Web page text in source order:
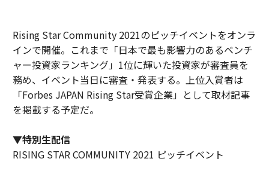
Rising Star Community 2021のピッチイベントをオンラ
インで開催。これまで「日本で最も影響力のあるベンチ
ャー投資家ランキング」1位に輝いた投資家が審査員を
務め、イベント当日に審査・発表する。上位入賞者は
「Forbes JAPAN Rising Star受賞企業」として取材記事
を掲載する予定だ。
▼特別生配信
RISING STAR COMMUNITY 2021 ピッチイベント